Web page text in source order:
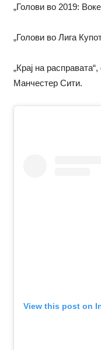
„Голови во 2019:
„Голови во Лига
„Крај на
Манчестер Сити.
View this post on